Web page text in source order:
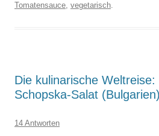
Tomatensauce, vegetarisch.
Die kulinarische
Schopska-Salat (Bulgarien)
14 Antworten